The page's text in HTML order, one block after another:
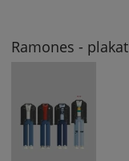
Ramones - plakat